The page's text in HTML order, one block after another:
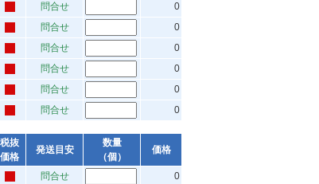
問合せ
0
問合せ
0
問合せ
0
問合せ
0
問合せ
0
問合せ 0
税抜
価格
発送目安
数量
（個）
価格
問合せ
0